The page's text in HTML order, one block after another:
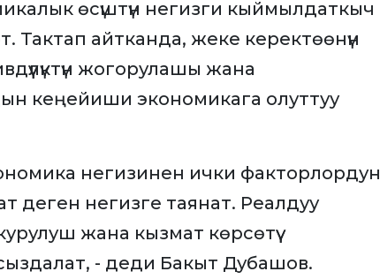
өсүштүн негизги кыймылдаткыч
Тактап айтканда, жеке керектөөнүн
жогорулашы жана
кеңейиши экономикага олуттуу
негизинен ички факторлордун
деген негизге таянат. Реалдуу
жана кызмат көрсөтүү
- деди Бакыт Дубашов.